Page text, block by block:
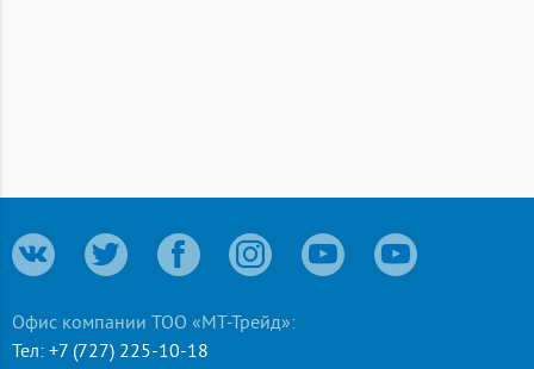
Офис компании ТОО «МТ-Трейд»:
Тел: +7 (727) 225-10-18